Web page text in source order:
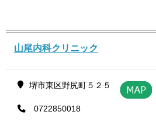
山尾内科クリニック
堺市東区野尻町５２５
0722850018